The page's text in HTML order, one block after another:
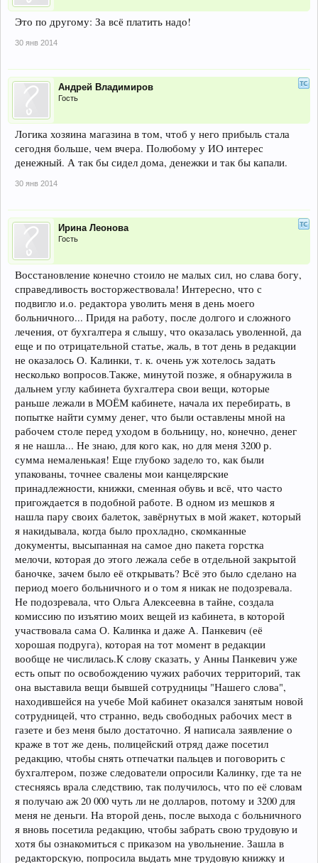
Это по другому: За всё платить надо!
30 янв 2014
Андрей Владимиров
Гость
Логика хозяина магазина в том, чтоб у него прибыль стала
сегодня больше, чем вчера. Полюбому у ИО интерес
денежный. А так бы сидел дома, денежки и так бы капали.
30 янв 2014
Ирина Леонова
Гость
Восстановление конечно стоило не малых сил, но слава богу,
справедливость восторжествовала! Интересно, что с
подвигло и.о. редактора уволить меня в день моего
больничного... Придя на работу, после долгого и сложного
лечения, от бухгалтера я слышу, что оказалась уволенной, да
еще и по отрицательной статье, жаль, в тот день в редакции
не оказалось О. Калинки, т. к. очень уж хотелось задать
несколько вопросов.Также, минутой позже, я обнаружила в
дальнем углу кабинета бухгалтера свои вещи, которые
раньше лежали в МОЁМ кабинете, начала их перебирать, в
попытке найти сумму денег, что были оставлены мной на
рабочем столе перед уходом в больницу, но, конечно, денег
я не нашла... Не знаю, для кого как, но для меня 3200 р.
сумма немаленькая! Еще глубоко задело то, как были
упакованы, точнее свалены мои канцелярские
принадлежности, книжки, сменная обувь и всё, что часто
пригождается в подобной работе. В одном из мешков я
нашла пару своих балеток, завёрнутых в мой жакет, который
я накидывала, когда было прохладно, скомканные
документы, высыпанная на самое дно пакета горстка
мелочи, которая до этого лежала себе в отдельной закрытой
баночке, зачем было её открывать? Всё это было сделано на
период моего больничного и о том я никак не подозревала.
Не подозревала, что Ольга Алексеевна в тайне, создала
комиссию по изъятию моих вещей из кабинета, в которой
участвовала сама О. Калинка и даже А. Панкевич (её
хорошая подруга), которая на тот момент в редакции
вообще не числилась.К слову сказать, у Анны Панкевич уже
есть опыт по освобождению чужих рабочих территорий, так
она выставила вещи бывшей сотрудницы "Нашего слова",
находившейся на учебе Мой кабинет оказался занятым новой
сотрудницей, что странно, ведь свободных рабочих мест в
газете и без меня было достаточно. Я написала заявление о
краже в тот же день, полицейский отряд даже посетил
редакцию, чтобы снять отпечатки пальцев и поговорить с
бухгалтером, позже следователи опросили Калинку, где та не
стесняясь врала следствию, так получилось, что по её словам
я получаю аж 20 000 чуть ли не долларов, потому и 3200 для
меня не деньги. На второй день, после выхода с больничного
я вновь посетила редакцию, чтобы забрать свою трудовую и
хотя бы ознакомиться с приказом на увольнение. Зашла в
редакторскую, попросила выдать мне трудовую книжку и